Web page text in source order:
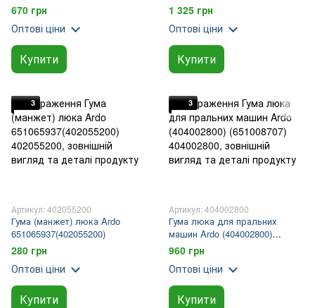
(651008693)
670 грн
Оптові ціни
Купити
(651008704)
1 325 грн
Оптові ціни
Купити
3
Артикул: 402055200
Гума (манжет) люка Ardo
651065937(402055200)
280 грн
Оптові ціни
Купити
3
Артикул: 404002800
Гума люка для пральних
машин Ardo (404002800)
(651008707)
960 грн
Оптові ціни
Купити